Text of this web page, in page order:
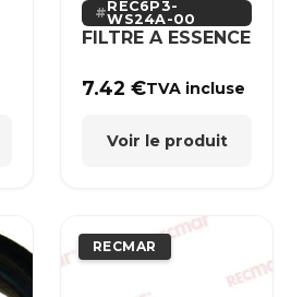
REC6P3-
WS24A-00
FILTRE A ESSENCE
7.42€TVA incluse
Voir le produit
RECMAR